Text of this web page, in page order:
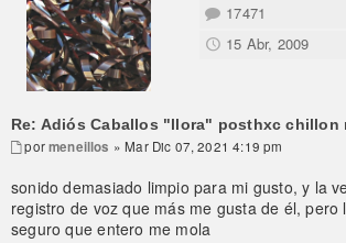
17471
15 Abr, 2009
Re: Adiós Caballos "llora" posthxc chillon
pormeneillos » Mar Dic 07, 2021 4:19 pm
sonido demasiado limpio para mi gusto, y la
registro de voz que más me gusta de él, pero
seguro que entero me mola